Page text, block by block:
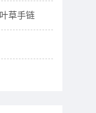
草手链